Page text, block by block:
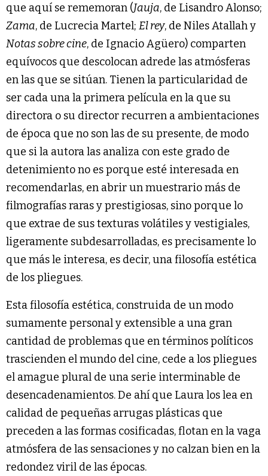
que aquí se rememoran (Jauja, de Lisandro Alonso;
Zama, de Lucrecia Martel; El rey, de Niles Atallah y
Notas sobre cine, de Ignacio Agüero) comparten
equívocos que descolocan adrede las atmósferas
en las que se sitúan. Tienen la particularidad de
ser cada una la primera película en la que su
directora o su director recurren a ambientaciones
de época que no son las de su presente, de modo
que si la autora las analiza con este grado de
detenimiento no es porque esté interesada en
recomendarlas, en abrir un muestrario más de
filmografías raras y prestigiosas, sino porque lo
que extrae de sus texturas volátiles y vestigiales,
ligeramente subdesarrolladas, es precisamente lo
que más le interesa, es decir, una filosofía estética
de los pliegues.
Esta filosofía estética, construida de un modo
sumamente personal y extensible a una gran
cantidad de problemas que en términos políticos
trascienden el mundo del cine, cede a los pliegues
el amague plural de una serie interminable de
desencadenamientos. De ahí que Laura los lea en
calidad de pequeñas arrugas plásticas que
preceden a las formas cosificadas, flotan en la vaga
atmósfera de las sensaciones y no calzan bien en la
redondez viril de las épocas.